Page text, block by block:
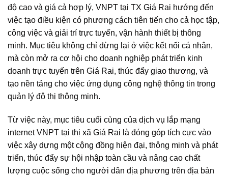
độ cao và giá cả hợp lý, VNPT tại TX Giá Rai hướng đến
việc tạo điều kiện có phương cách tiên tiến cho cả học tập,
công việc và giải trí trực tuyến, vận hành thiết bị thông
minh. Mục tiêu không chỉ dừng lại ở việc kết nối cá nhân,
mà còn mở ra cơ hội cho doanh nghiệp phát triển kinh
doanh trực tuyến trên Giá Rai, thúc đẩy giao thương, và
tạo nền tảng cho việc ứng dụng công nghệ thông tin trong
quản lý đô thị thông minh.
Từ việc này, mục tiêu cuối cùng của dịch vụ lắp mạng
internet VNPT tại thị xã Giá Rai là đóng góp tích cực vào
việc xây dựng một cộng đồng hiện đại, thông minh và phát
triển, thúc đẩy sự hội nhập toàn cầu và nâng cao chất
lượng cuộc sống cho người dân địa phương trên địa bàn